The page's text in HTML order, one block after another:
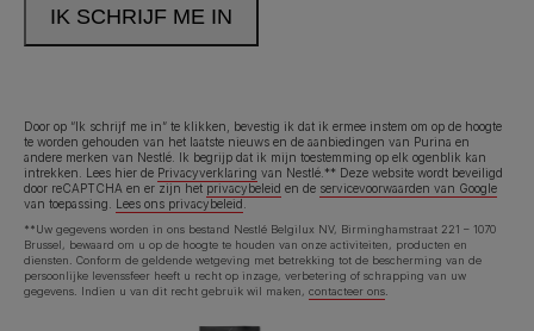
Door op “Ik schrijf me in” te klikken, bevestig ik dat ik ermee instem om op de hoogte
te worden gehouden van het laatste nieuws en de aanbiedingen van Purina en
andere merken van Nestlé. Ik begrijp dat ik mijn toestemming op elk ogenblik kan
intrekken. Lees hier de Privacyverklaring van Nestlé.** Deze website wordt beveiligd
door reCAPTCHA en er zijn het privacybeleid en de servicevoorwaarden van Google
van toepassing.
Lees ons privacybeleid
**Uw gegevens worden in ons bestand Nestlé Belgilux NV, Birminghamstraat 221 – 1070
Brussel, bewaard om u op de hoogte te houden van onze activiteiten, producten en
diensten. Conform de geldende wetgeving met betrekking tot de bescherming van de
persoonlijke levenssfeer heeft u recht op inzage, verbetering of schrapping van uw
gegevens. Indien u van dit recht gebruik wil maken, contacteer ons.